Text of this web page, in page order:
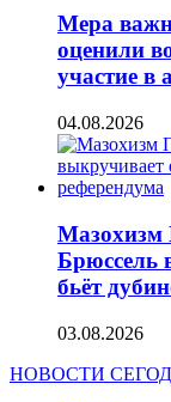
Мера
оценили
участие в
04.08.2026
Мазохизм
Брюссель
бьёт
03.08.2026
НОВОСТИ